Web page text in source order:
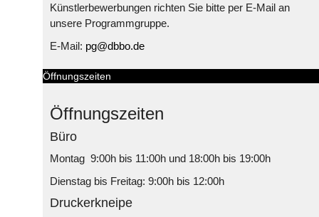
Künstlerbewerbungen richten Sie bitte per E-Mail an
unsere Programmgruppe.
E-Mail: pg@dbbo.de
Öffnungszeiten
Öffnungszeiten
Büro
Montag 9:00h bis 11:00h und 18:00h bis 19:00h
Dienstag bis Freitag: 9:00h bis 12:00h
Druckerkneipe